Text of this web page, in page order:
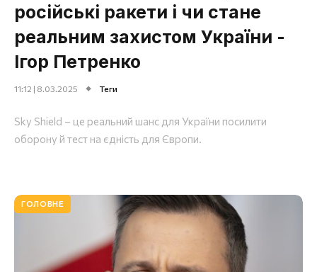
російські ракети і чи стане
реальним захистом України -
Ігор Петренко
11:12 | 8.03.2025 Теги
Sky Shield – це реальний шанс для України посилити
оборону й тест на єдність для Європи.
ГОЛОВНЕ